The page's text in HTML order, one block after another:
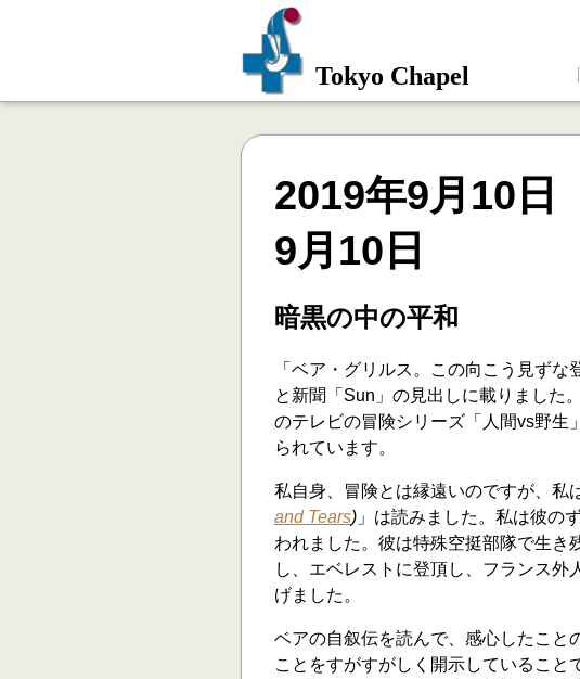
Tokyo Chapel
2019年9月10日
9月10日
暗黒の中の平和
「ベア・グリルス。この向こう見ずな
と新聞「Sun」の見出しに載りました
のテレビの冒険シリーズ「人間vs野生
られています。
私自身、冒険とは縁遠いのですが、私
and Tears) 」は読みました。私は彼の
われました。彼は特殊空挺部隊で生き
し、エベレストに登頂し、フランス
げました。
ベアの自叙伝を読んで、感心したこと
ことをすがすがしく開示していること